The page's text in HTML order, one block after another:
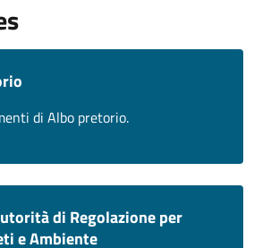
di Albo pretorio.
di Regolazione per
e Ambiente